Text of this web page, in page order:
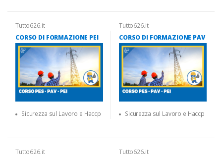
Tutto626.it
CORSO DI FORMAZIONE PEI
Sicurezza sul Lavoro e Haccp
Tutto626.it
CORSO DI FORMAZIONE PAV
Sicurezza sul Lavoro e Haccp
Tutto626.it
Tutto626.it